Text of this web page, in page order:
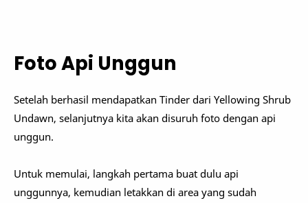
Foto Api Unggun
Setelah berhasil mendapatkan Tinder dari Yellowing Shrub
Undawn, selanjutnya kita akan disuruh foto dengan api
unggun.
Untuk memulai, langkah pertama buat dulu api
unggunnya, kemudian letakkan di area yang sudah